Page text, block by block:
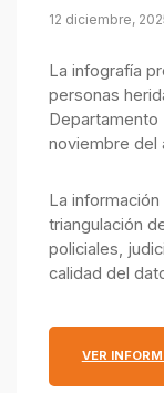
12 diciembre,
La infografía
personas
Departamento
noviembre del
integrado por
el Ministerio
La
triangulación
policiales,
calidad del
VER